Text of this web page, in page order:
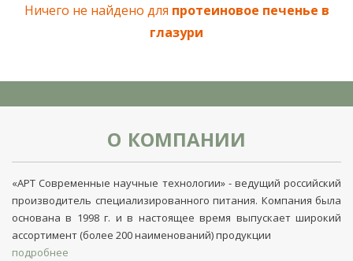
Ничего не найдено для протеиновое печенье в
глазури
О КОМПАНИИ
«АРТ Современные научные технологии» - ведущий российский
производитель специализированного питания. Компания была
основана в 1998 г. и в настоящее время выпускает широкий
ассортимент (более 200 наименований) продукции
подробнее